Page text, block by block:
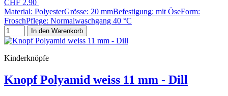
CHF 2.90
Material: PolyesterGrösse: 20 mmBefestigung: mit ÖseForm:
FroschPflege: Normalwaschgang 40 °C
In den Warenkorb
Kinderknöpfe
Knopf Polyamid weiss 11 mm - Dill